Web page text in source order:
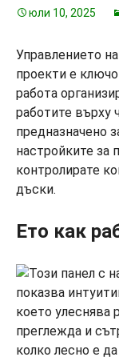
юли 10, 2025
Управлението
проекти е
работа
работите върху
предназначено
настройките за
контролирате
дъски.
Ето как